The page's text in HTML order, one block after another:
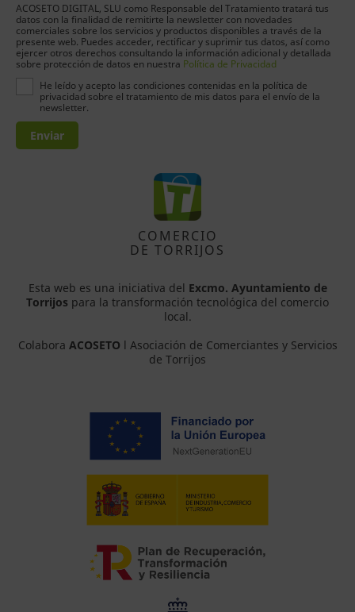
ACOSETO DIGITAL, SLU como Responsable del Tratamiento tratará tus
datos con la finalidad de remitirte la newsletter con novedades
comerciales sobre los servicios y productos disponibles a través de la
presente web. Puedes acceder, rectificar y suprimir tus datos, así como
ejercer otros derechos consultando la información adicional y detallada
sobre protección de datos en nuestra Política de Privacidad
He leído y acepto las condiciones contenidas en la política de
privacidad sobre el tratamiento de mis datos para el envío de la
newsletter.
Enviar
COMERCIO
DE TORRIJOS
Esta web es una iniciativa del Excmo. Ayuntamiento de
Torrijos para la transformación tecnológica del comercio
local.
Colabora ACOSETO l Asociación de Comerciantes y Servicios
de Torrijos